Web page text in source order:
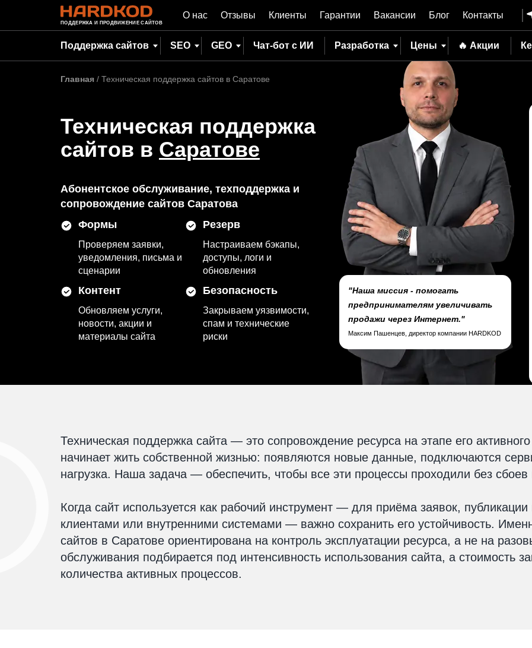
ПОДДЕРЖКА И ПРОДВИЖЕНИЕ САЙТОВ
О нас Отзывы Клиенты Гарантии Вакансии Блог Контакты
Поддержка сайтов SEO GEO Чат-бот с ИИ Разработка Цены 🔥 Акции
Главная / Техническая поддержка сайтов в Саратове
Техническая поддержка
сайтов в Саратове
Абонентское обслуживание, техподдержка и
сопровождение сайтов Саратова
Формы
Проверяем заявки,
уведомления, письма и
сценарии
Резерв
Настраиваем бэкапы,
доступы, логи и
обновления
Контент
Обновляем услуги,
новости, акции и
материалы сайта
Безопасность
Закрываем уязвимости,
спам и технические
риски
"Наша миссия - помогать
предпринимателям увеличивать
продажи через Интернет."
Максим Пашенцев, директор компании HARDKOD
Техническая поддержка сайта — это сопровождение ресурса на этапе его
начинает жить собственной жизнью: появляются новые данные, подключаются
нагрузка. Наша задача — обеспечить, чтобы все эти процессы проходили без
Когда сайт используется как рабочий инструмент — для приёма заявок,
клиентами или внутренними системами — важно сохранить его устойчивость.
сайтов в Саратове ориентирована на контроль эксплуатации ресурса, а не на
обслуживания подбирается под интенсивность использования сайта, а стоимость
количества активных процессов.